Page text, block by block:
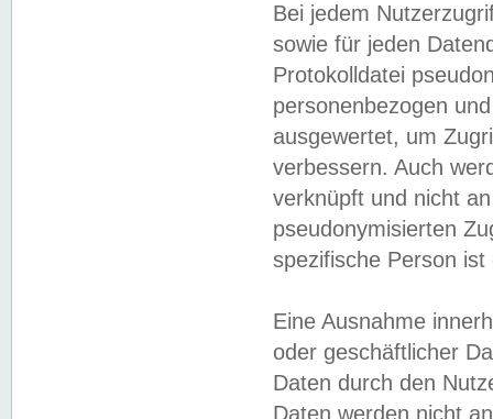
Bei jedem
sowie für jeden
Protokolldatei
personenbezogen
ausgewertet, um
verbessern. Auch
verknüpft und nicht
pseudonymisierten
spezifische Person
Eine Ausnahme
oder geschäftlicher
Daten durch den
Daten werden nicht